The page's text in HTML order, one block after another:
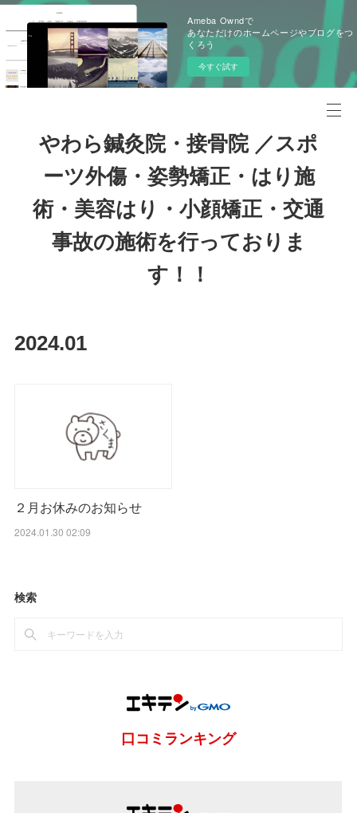
Ameba Owndで
あなただけのホームページやブログをつ
くろう
今すぐ試す
やわら鍼灸院・接骨院 ／スポ
ーツ外傷・姿勢矯正・はり施
術・美容はり・小顔矯正・交通
事故の施術を行っておりま
す！！
2024.01
２月お休みのお知らせ
2024.01.30 02:09
検索